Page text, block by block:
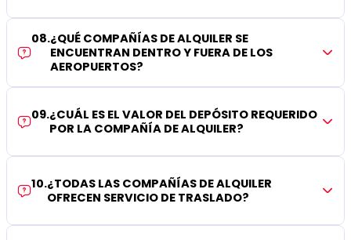
08.¿QUÉ COMPAÑÍAS DE ALQUILER SE
ENCUENTRAN DENTRO Y FUERA DE LOS
AEROPUERTOS?
09.¿CUÁL ES EL VALOR DEL DEPÓSITO REQUERIDO
POR LA COMPAÑÍA DE ALQUILER?
10.¿TODAS LAS COMPAÑÍAS DE ALQUILER
OFRECEN SERVICIO DE TRASLADO?